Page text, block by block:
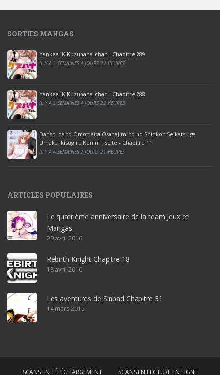
0
p
r
o
o
ff
i
c
e
2
0
1
r
o
ff
i
c
e
3
r
SORTIES MANGAS
Yankee JK Kuzuhana-chan - Chapitre 289
IL Y A 2 SEMAINES 4 JOURS 22 HEURES
Yankee JK Kuzuhana-chan - Chapitre 288
IL Y A 2 SEMAINES 4 JOURS 22 HEURES
Danshi da to Omotteita Osanajimi to no Shinkon Seikatsu ga
Umaku Ikisugiru Ken ni Tsuite - Chapitre 11
IL Y A 4 SEMAINES 2 JOURS 21 HEURES
ARTICLES POPULAIRES
Le quatrième anniversaire de la team Jeux et
Mangas
29 avril 2016
Rebirth Knight Chapitre 18
18 avril 2016
Les aventures de Sinbad Chapitre 31
14 mars 2016
SCANS EN TÉLÉCHARGEMENT SCANS EN LECTURE EN LIGNE